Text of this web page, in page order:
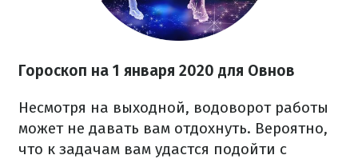
Гороскоп на 1 января 2020 для Овнов
Несмотря на выходной, водоворот работы
может не давать вам отдохнуть. Вероятно,
что к задачам вам удастся подойти с